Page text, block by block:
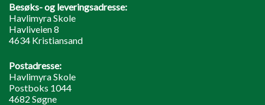
Besøks- og leveringsadresse:
Havlimyra Skole
Havliveien 8
4634 Kristiansand
Postadresse:
Havlimyra Skole
Postboks 1044
4682 Søgne